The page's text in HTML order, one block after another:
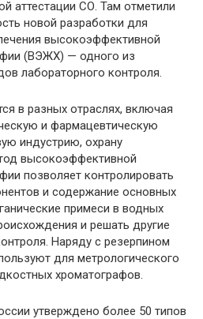
аттестации СО. Там отметили
новой разработки для
высокоэффективной
(ВЭЖХ) — одного из
лабораторного контроля.
в разных отраслях, включая
и фармацевтическую
индустрию, охрану
высокоэффективной
позволяет контролировать
и содержание основных
примеси в водных
и решать другие
Наряду с резерпином
для метрологического
хроматографов.
утверждено более 50 типов